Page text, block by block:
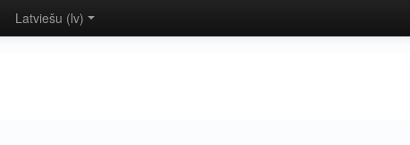
Latviešu ‎(lv)‎